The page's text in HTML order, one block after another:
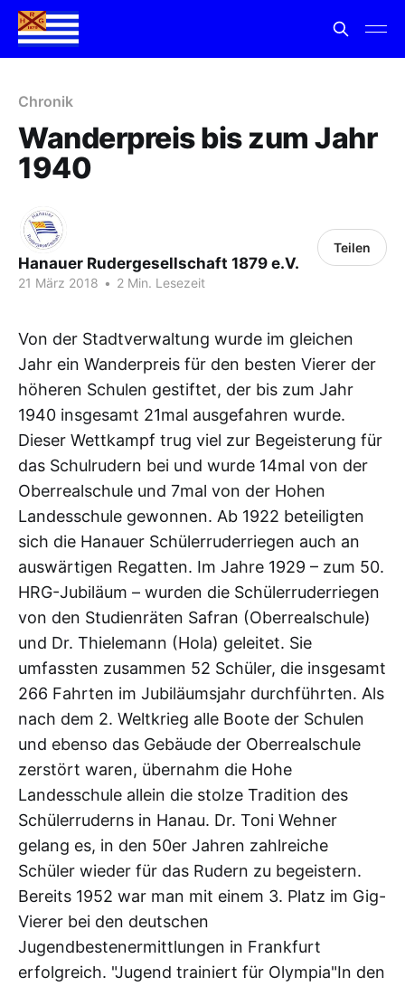
Chronik
Wanderpreis bis zum Jahr
1940
Hanauer Rudergesellschaft 1879 e.V.
21 März 2018 • 2 Min. Lesezeit
Teilen
Von der Stadtverwaltung wurde im gleichen
Jahr ein Wanderpreis für den besten Vierer der
höheren Schulen gestiftet, der bis zum Jahr
1940 insgesamt 21mal ausgefahren wurde.
Dieser Wettkampf trug viel zur Begeisterung für
das Schulrudern bei und wurde 14mal von der
Oberrealschule und 7mal von der Hohen
Landesschule gewonnen. Ab 1922 beteiligten
sich die Hanauer Schülerruderriegen auch an
auswärtigen Regatten. Im Jahre 1929 – zum 50.
HRG-Jubiläum – wurden die Schülerruderriegen
von den Studienräten Safran (Oberrealschule)
und Dr. Thielemann (Hola) geleitet. Sie
umfassten zusammen 52 Schüler, die insgesamt
266 Fahrten im Jubiläumsjahr durchführten. Als
nach dem 2. Weltkrieg alle Boote der Schulen
und ebenso das Gebäude der Oberrealschule
zerstört waren, übernahm die Hohe
Landesschule allein die stolze Tradition des
Schülerruderns in Hanau. Dr. Toni Wehner
gelang es, in den 50er Jahren zahlreiche
Schüler wieder für das Rudern zu begeistern.
Bereits 1952 war man mit einem 3. Platz im Gig-
Vierer bei den deutschen
Jugendbestenermittlungen in Frankfurt
erfolgreich. "Jugend trainiert für Olympia"In den